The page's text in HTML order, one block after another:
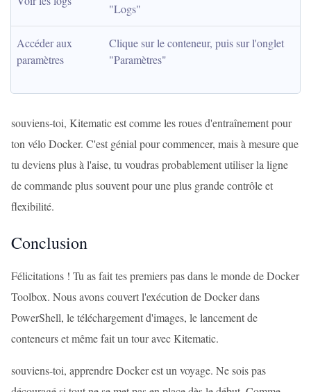
"Logs"
Accéder aux
paramètres
Clique sur le conteneur, puis sur l'onglet
"Paramètres"
souviens-toi, Kitematic est comme les roues d'entraînement pour
ton vélo Docker. C'est génial pour commencer, mais à mesure que
tu deviens plus à l'aise, tu voudras probablement utiliser la ligne
de commande plus souvent pour une plus grande contrôle et
flexibilité.
Conclusion
Félicitations ! Tu as fait tes premiers pas dans le monde de Docker
Toolbox. Nous avons couvert l'exécution de Docker dans
PowerShell, le téléchargement d'images, le lancement de
conteneurs et même fait un tour avec Kitematic.
souviens-toi, apprendre Docker est un voyage. Ne sois pas